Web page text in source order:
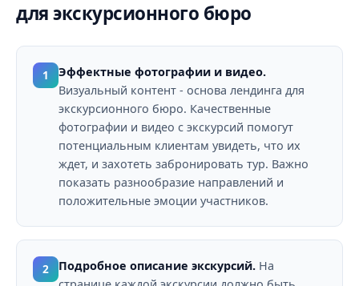
для экскурсионного бюро
1
Эффектные фотографии и видео.
Визуальный контент - основа лендинга для
экскурсионного бюро. Качественные
фотографии и видео с экскурсий помогут
потенциальным клиентам увидеть, что их
ждет, и захотеть забронировать тур. Важно
показать разнообразие направлений и
положительные эмоции участников.
2 Подробное описание экскурсий. На